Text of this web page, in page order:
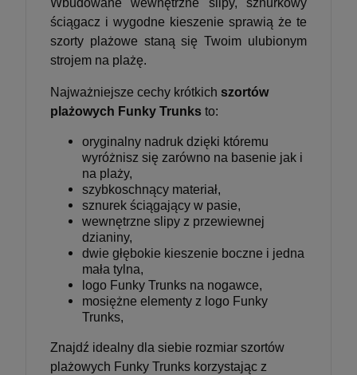
Wbudowane wewnętrzne slipy, sznurkowy
ściągacz i wygodne kieszenie sprawią że te
szorty plażowe staną się Twoim ulubionym
strojem na plażę.
Najważniejsze cechy krótkich szortów
plażowych Funky Trunks to:
oryginalny nadruk dzięki któremu
wyróżnisz się zarówno na basenie jak i
na plaży,
szybkoschnący materiał,
sznurek ściągający w pasie,
wewnętrzne slipy z przewiewnej
dzianiny,
dwie głębokie kieszenie boczne i jedna
mała tylna,
logo Funky Trunks na nogawce,
mosiężne elementy z logo Funky
Trunks,
Znajdź idealny dla siebie rozmiar szortów
plażowych Funky Trunks korzystając z